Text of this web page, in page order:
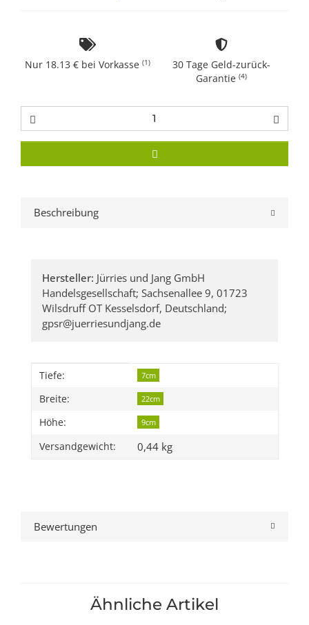
Nur 18.13 € bei Vorkasse (1)
30 Tage Geld-zurück-
Garantie (4)
Beschreibung
Hersteller: Jürries und Jang GmbH
Handelsgesellschaft; Sachsenallee 9, 01723
Wilsdruff OT Kesselsdorf, Deutschland;
gpsr@juerriesundjang.de
Produkteigenschaft
Wert
Tiefe: 7cm
Breite: 22cm
Höhe: 9cm
Versandgewicht: 0,44 kg
Bewertungen
Ähnliche Artikel